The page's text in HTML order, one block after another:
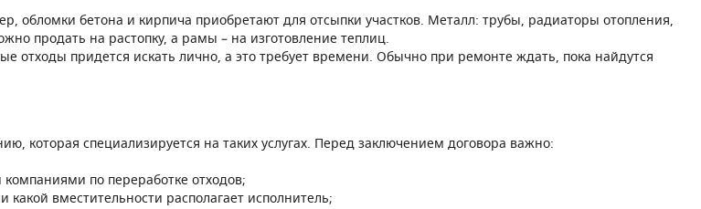
бетона и кирпича приобретают для отсыпки участков. Металл: трубы, радиаторы отопления,
продать на растопку, а рамы – на изготовление теплиц.
отходы придется искать лично, а это требует времени. Обычно при ремонте ждать, пока найдутся
которая специализируется на таких услугах. Перед заключением договора важно:
по переработке отходов;
вместительности располагает исполнитель;